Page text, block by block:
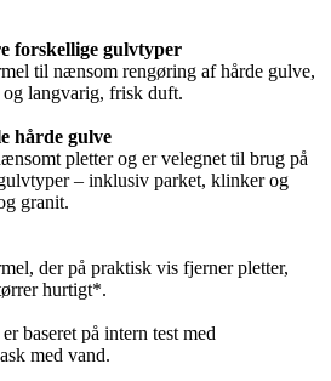
forskellige gulvtyper
til nænsom rengøring af hårde gulve,
langvarig, frisk duft.
hårde gulve
pletter og er velegnet til brug på
– inklusiv parket, klinker og
granit.
der på praktisk vis fjerner pletter,
hurtigt*.
baseret på intern test med
med vand.